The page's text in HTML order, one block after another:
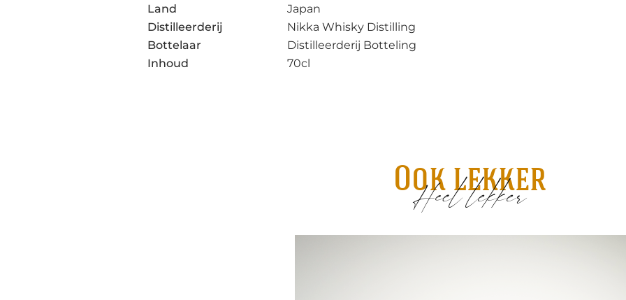
Land
Japan
Distilleerderij
Nikka Whisky Distilling
Bottelaar
Distilleerderij Botteling
Inhoud
70cl
Ook lekker
Heel lekker